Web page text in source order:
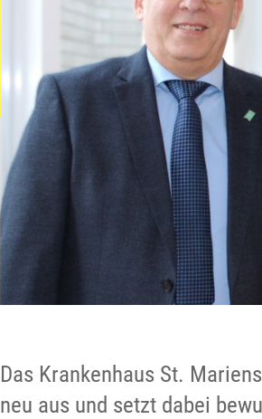
Das Krankenhaus St.
neu aus und setzt dabei